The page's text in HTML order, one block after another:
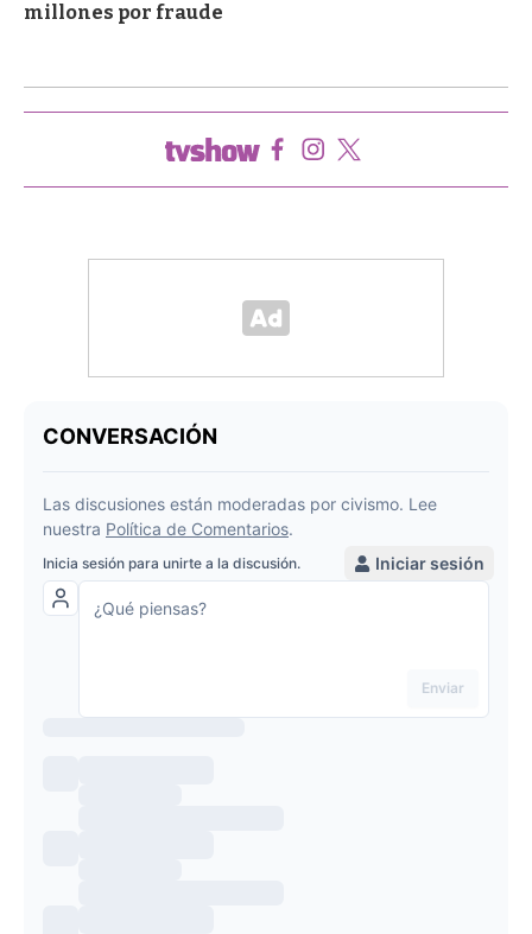
millones por fraude